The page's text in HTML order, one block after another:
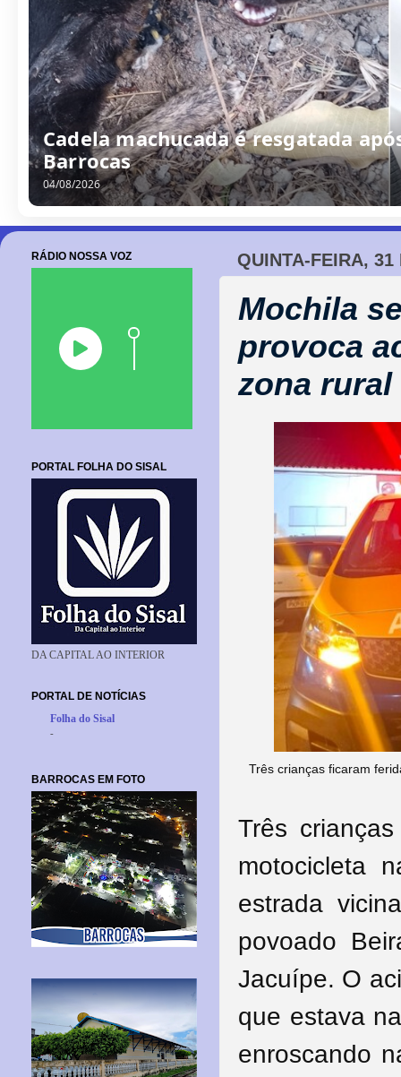
Cadela machucada é resgatada
Barrocas
04/08/2026
QUINTA-FEIRA,
Mochila
provoca
zona rural
Três crianças ficaram
Três
motocicleta
estrada
povoado
Jacuípe. O
que estava
enroscando
RÁDIO NOSSA VOZ
PORTAL FOLHA DO SISAL
DA CAPITAL AO INTERIOR
PORTAL DE NOTÍCIAS
Folha do Sisal
-
BARROCAS EM FOTO